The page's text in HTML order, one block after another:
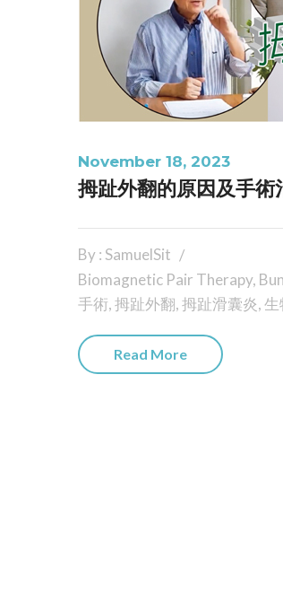
November 18, 2023
拇趾外翻的原因及手術
By : SamuelSit
Biomagnetic Pair Therapy,
手術,拇趾外翻,拇趾滑囊炎,
Read More